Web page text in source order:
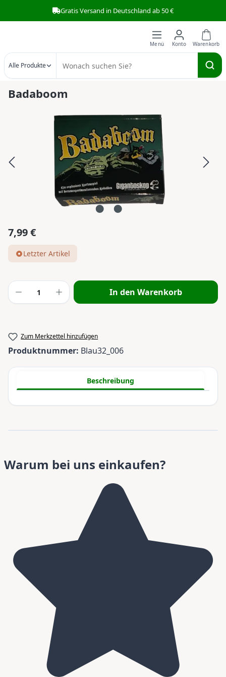
Zum Hauptinhalt springenGratis Versand in Deutschland ab 50 €
Alle Produkte
Badaboom
Regulärer Preis:
7,99 €
Letzter Artikel
Produkt Anzahl: Gib den gewünschten
In den Warenkorb
Zum Merkzettel hinzufügen
Produktnummer: Blau32_006
Beschreibung
Warum bei uns einkaufen?